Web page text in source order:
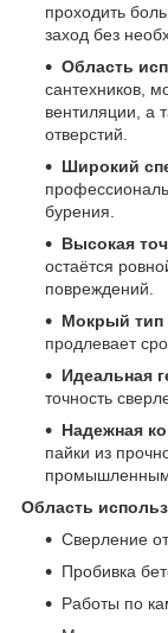
проходить
заход без
Область
сантехников,
вентиляции, а
отверстий.
Широкий
бурения.
Высокая
остаётся
повреждений.
Мокрый тип
продлевает
Идеальная
точность
Надежная
пайки из
Область
Сверление
Пробивка
Работы по